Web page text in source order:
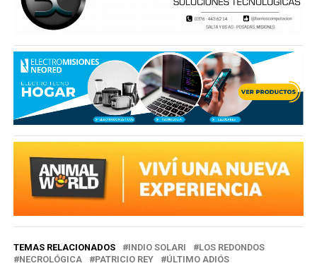
TEMAS RELACIONADOS INDIO SOLARI
LOS REDONDOS
NECROLÓGICA
PATRICIO REY ÚLTIMO ADIÓS